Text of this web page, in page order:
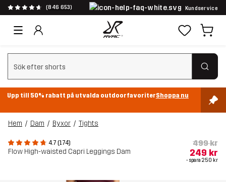
(846 653) Kundservice
Rensa sök
Upp till 50% rabatt på utvalda outdoorfavoriterShoppa nu
Hem Dam Byxor Tights
4.7 (174)
Flow High-waisted Capri Leggings Dam
499 kr
249 kr
- spara 250 kr